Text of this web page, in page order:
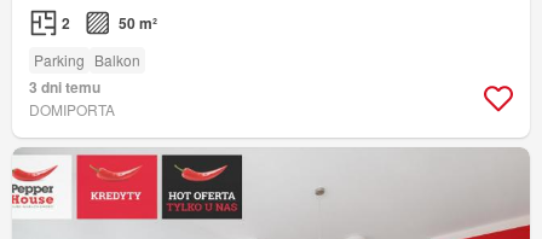
2 50 m²
Parking Balkon
3 dni temu
DOMIPORTA